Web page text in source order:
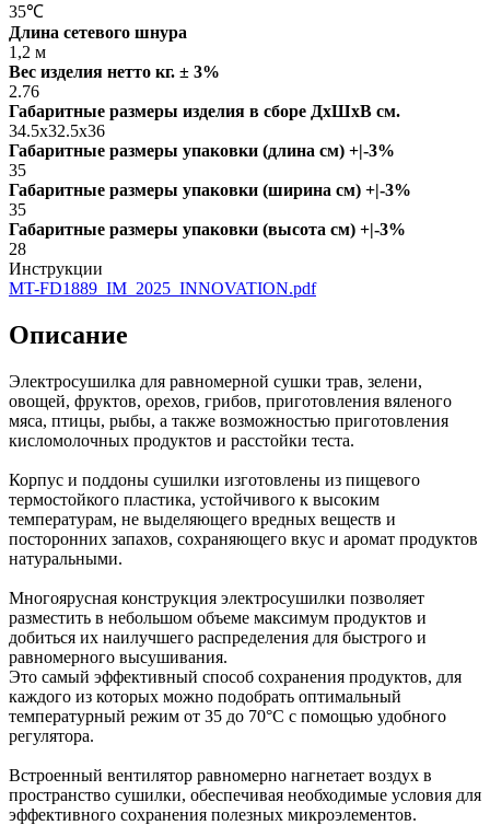
35℃
Длина сетевого шнура
1,2 м
Вес изделия нетто кг. ± 3%
2.76
Габаритные размеры изделия в сборе ДxШxВ см.
34.5x32.5x36
Габаритные размеры упаковки (длина см) +|-3%
35
Габаритные размеры упаковки (ширина см) +|-3%
35
Габаритные размеры упаковки (высота см) +|-3%
28
Инструкции
MT-FD1889_IM_2025_INNOVATION.pdf
Описание
Электросушилка для равномерной сушки трав, зелени,
овощей, фруктов, орехов, грибов, приготовления вяленого
мяса, птицы, рыбы, а также возможностью приготовления
кисломолочных продуктов и расстойки теста.
Корпус и поддоны сушилки изготовлены из пищевого
термостойкого пластика, устойчивого к высоким
температурам, не выделяющего вредных веществ и
посторонних запахов, сохраняющего вкус и аромат продуктов
натуральными.
Многоярусная конструкция электросушилки позволяет
разместить в небольшом объеме максимум продуктов и
добиться их наилучшего распределения для быстрого и
равномерного высушивания.
Это самый эффективный способ сохранения продуктов, для
каждого из которых можно подобрать оптимальный
температурный режим от 35 до 70°C с помощью удобного
регулятора.
Встроенный вентилятор равномерно нагнетает воздух в
пространство сушилки, обеспечивая необходимые условия для
эффективного сохранения полезных микроэлементов.